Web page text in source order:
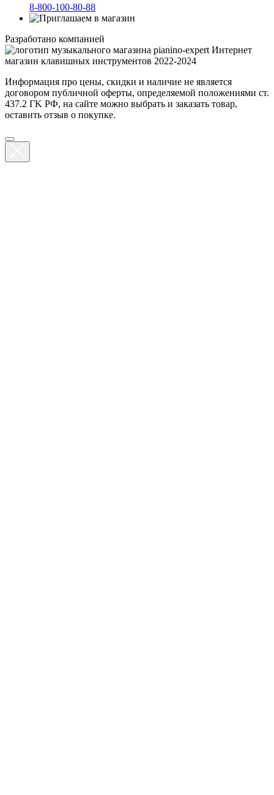
8-800-100-80-88
Разработано компанией
Интернет
магазин клавишных инструментов 2022-2024
Информация про цены, скидки и наличие не является
договором публичной оферты, определяемой положениями ст.
437.2 ГK РФ, на сайте можно выбрать и заказать товар,
оставить отзыв о покупке.